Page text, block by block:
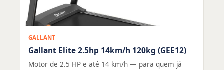
GALLANT
Gallant Elite 2.5hp 14km/h 120kg (GEE12)
Motor de 2.5 HP e até 14 km/h — para quem já